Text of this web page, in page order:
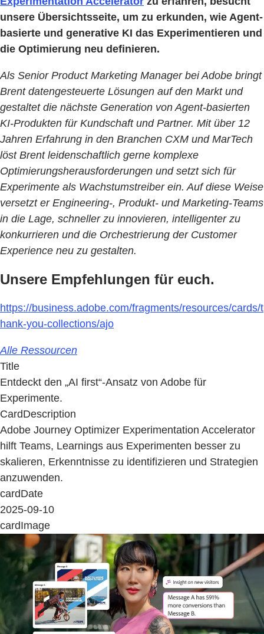
unsere Übersichtsseite, um zu erkunden, wie Agent-
basierte und generative KI das Experimentieren und
die Optimierung neu definieren.
Als Senior Product Marketing Manager bei Adobe bringt
Brent datengesteuerte Lösungen auf den Markt und
gestaltet die nächste Generation von Agent-basierten
KI-Produkten für Kundschaft und Partner. Mit über 12
Jahren Erfahrung in den Branchen CXM und MarTech
löst Brent leidenschaftlich gerne komplexe
Optimierungsherausforderungen und setzt sich für
Experimente als Wachstumstreiber ein. Auf diese Weise
versetzt er Engineering-, Produkt- und Marketing-Teams
in die Lage, schneller zu innovieren, intelligenter zu
konkurrieren und die Orchestrierung der Customer
Experience neu zu gestalten.
Unsere Empfehlungen für euch.
https://business.adobe.com/fragments/resources/cards/t
hank-you-collections/ajo
Alle Ressourcen
Title
Entdeckt den „AI first“-Ansatz von Adobe für
Experimente.
CardDescription
Adobe Journey Optimizer Experimentation Accelerator
hilft Teams, Learnings aus Experimenten besser zu
skalieren, Erkenntnisse zu identifizieren und Strategien
anzuwenden.
cardDate
2025-09-10
cardImage